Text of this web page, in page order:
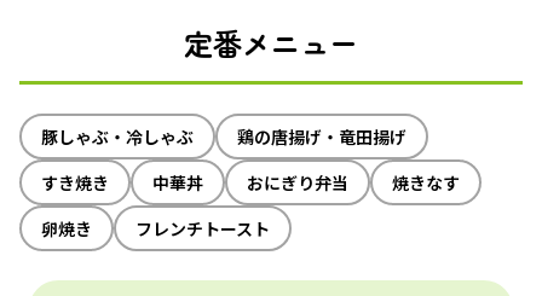
定番メニュー
豚しゃぶ・冷しゃぶ
鶏の唐揚げ・竜田揚げ
すき焼き
中華丼 おにぎり弁当
焼きなす
卵焼き
フレンチトースト